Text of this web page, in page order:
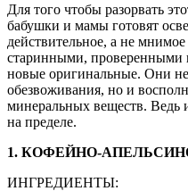
Для того чтобы разорвать
бабушки и мамы готовят
действительное, а не
старинными, проверенными
новые оригинальные. Они не
обезвоживания, но и
минеральных веществ. Ведь
на пределе.
1. КОФЕЙНО-
ИНГРЕДИЕНТЫ: